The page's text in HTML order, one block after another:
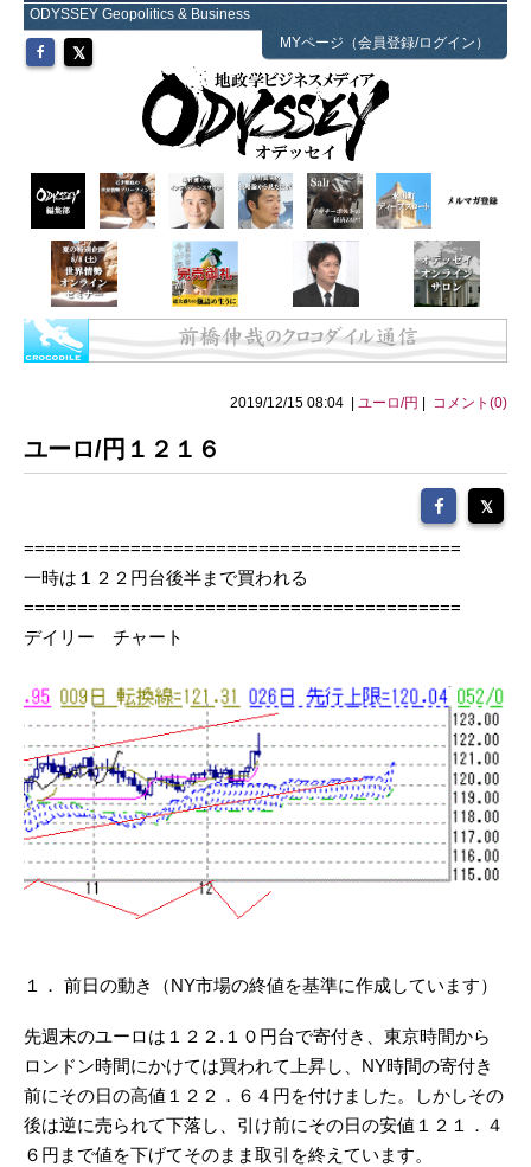
ODYSSEY Geopolitics & Business
MYページ（会員登録/ログイン）
2019/12/15 08:04 | ユーロ/円 コメント(0)
ユーロ/円１２１６
=========================================
一時は１２２円台後半まで買われる
=========================================
デイリー チャート
１． 前日の動き（NY市場の終値を基準に作成しています）
先週末のユーロは１２２.１０円台で寄付き、東京時間から
ロンドン時間にかけては買われて上昇し、NY時間の寄付き
前にその日の高値１２２．６４円を付けました。しかしその
後は逆に売られて下落し、引け前にその日の安値１２１．４
６円まで値を下げてそのまま取引を終えています。